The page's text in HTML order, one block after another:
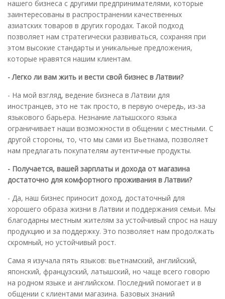
нашего бизнеса с другими предпринимателями, которые
заинтересованы в распространении качественных
азиатских товаров в других городах. Такой подход
позволяет нам стратегически развиваться, сохраняя при
этом высокие стандарты и уникальные предложения,
которые нравятся нашим клиентам.
- Легко ли вам жить и вести свой бизнес в Латвии?
- На мой взгляд, ведение бизнеса в Латвии для
иностранцев, это не так просто, в первую очередь, из-за
языкового барьера. Незнание латышского языка
ограничивает наши возможности в общении с местными. С
другой стороны, то, что мы сами из Вьетнама, позволяет
нам предлагать покупателям аутентичные продукты.
- Получается, вашей зарплаты и дохода от магазина
достаточно для комфортного проживания в Латвии?
- Да, наш бизнес приносит доход, достаточный для
хорошего образа жизни в Латвии и поддержания семьи. Мы
благодарны местным жителям за устойчивый спрос на нашу
продукцию и за поддержку. Это позволяет нам продолжать
скромный, но устойчивый рост.
Сама я изучала пять языков: вьетнамский, английский,
японский, французский, латышский, но чаще всего говорю
на родном языке и английском. Последний помогает и в
общении с клиентами магазина. Базовых знаний